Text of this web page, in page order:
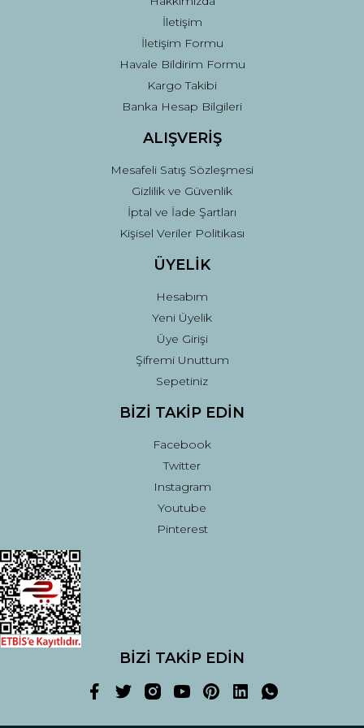
Gönder
İletişim
İletişim Formu
Havale Bildirim Formu
Kargo Takibi
Banka Hesap Bilgileri
ALIŞVERİŞ
Mesafeli Satış Sözleşmesi
Gizlilik ve Güvenlik
İptal ve İade Şartları
Kişisel Veriler Politikası
ÜYELİK
Hesabım
Yeni Üyelik
Üye Girişi
Şifremi Unuttum
Sepetiniz
BİZİ TAKİP EDİN
Facebook
Twitter
Instagram
Youtube
Pinterest
BİZİ TAKİP EDİN